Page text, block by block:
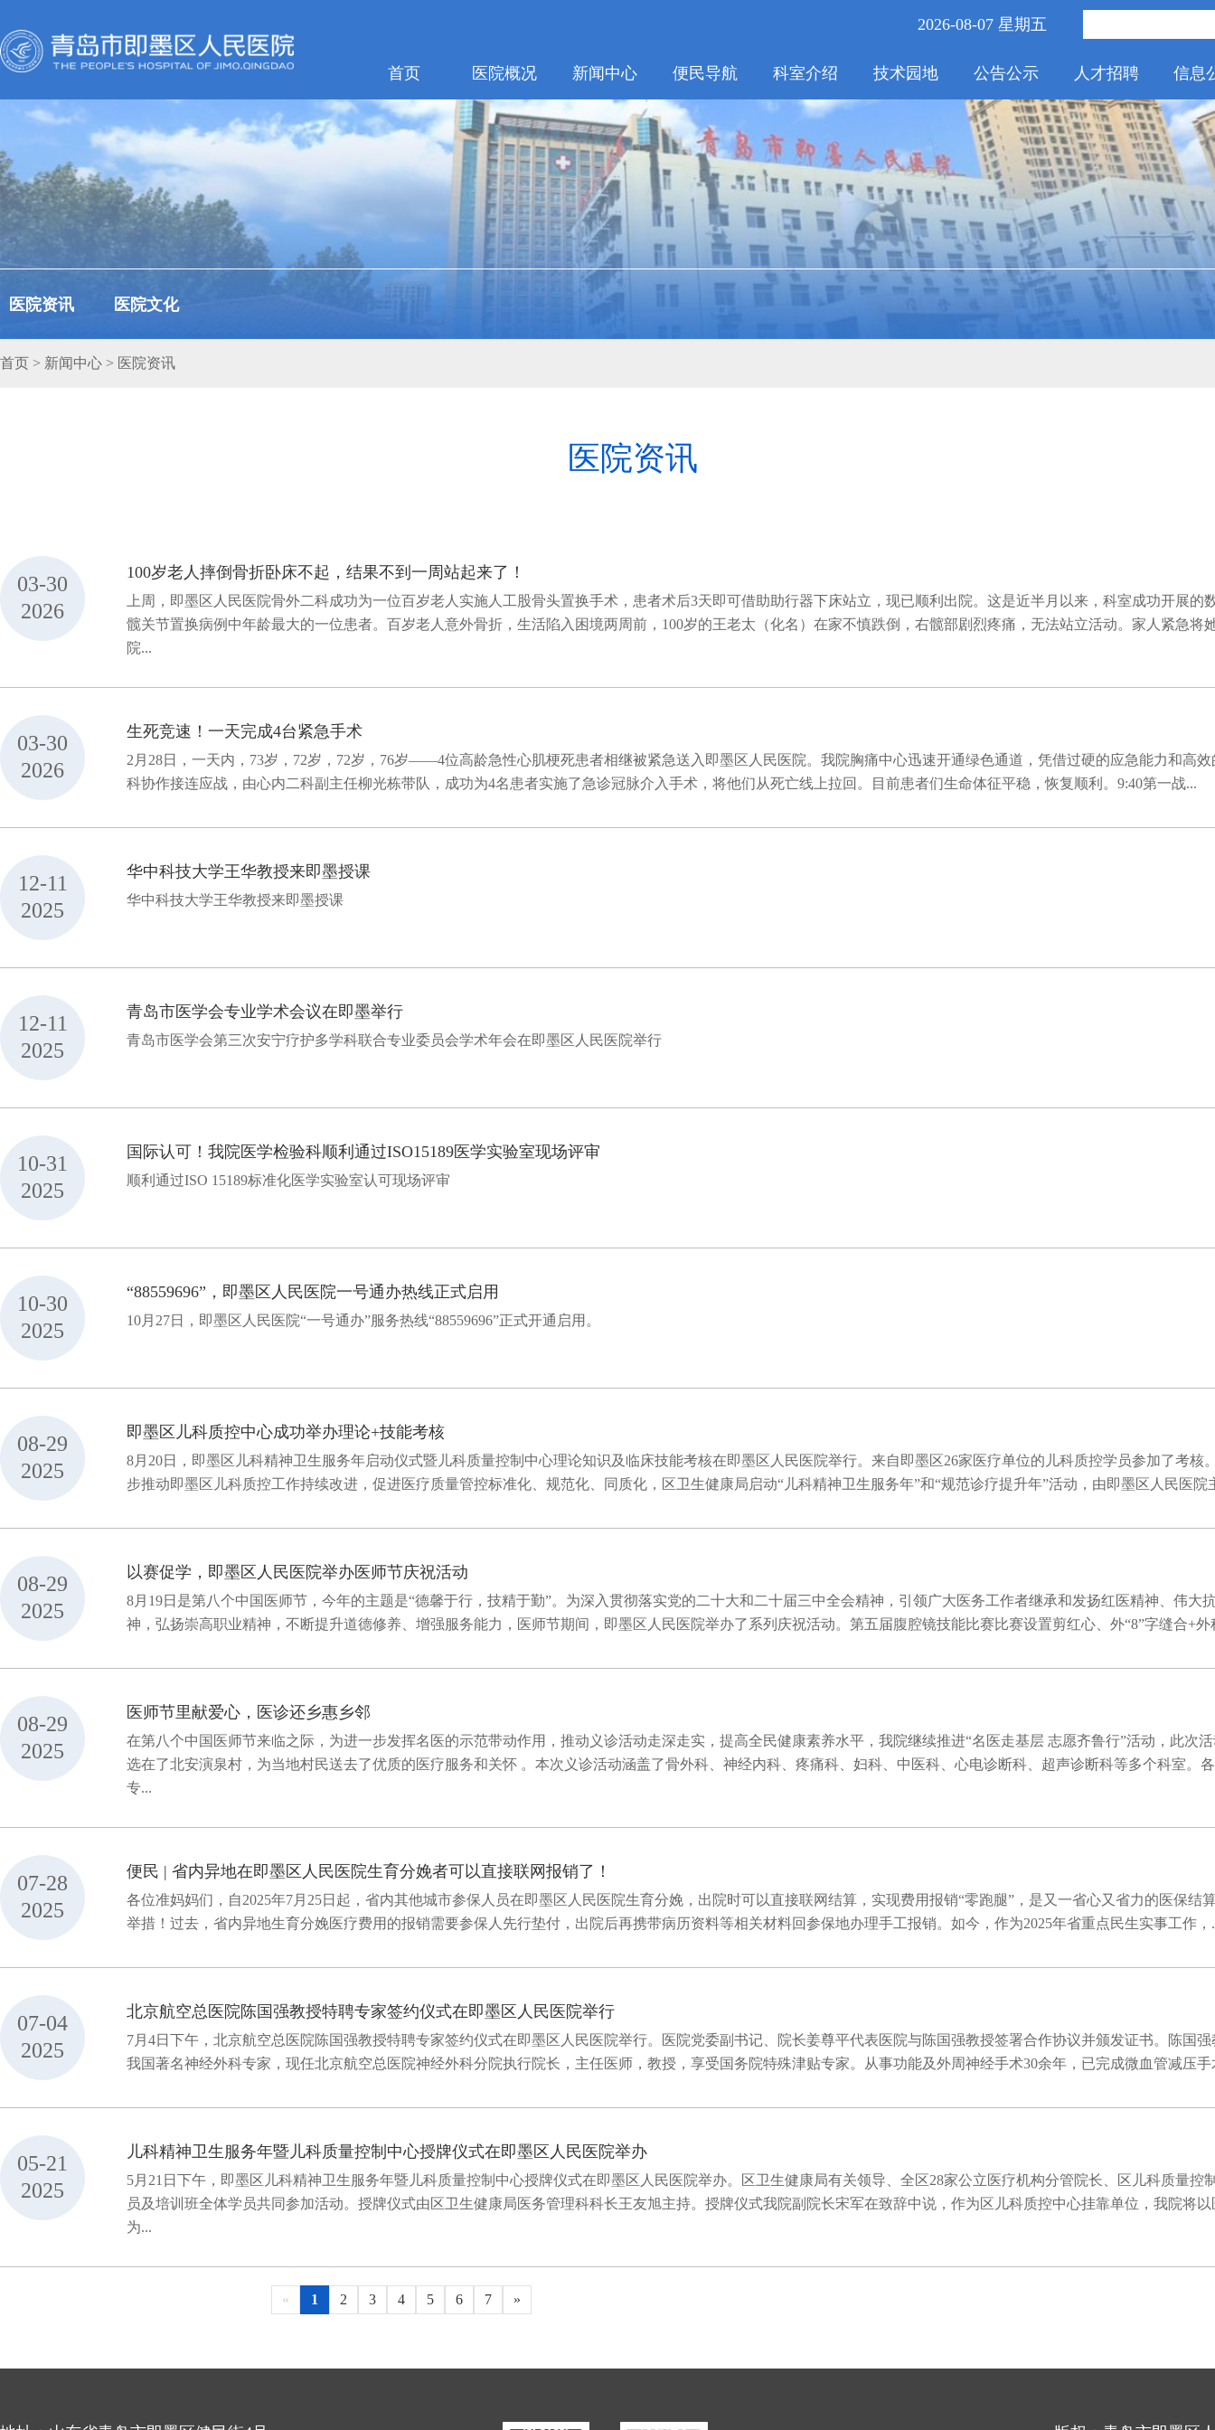
2026-08-07 星期五
首页 医院概况 新闻中心 便民导航 科室介绍 技术园地 公告公示 人才招聘 信息
医院资讯 医院文化
首页 > 新闻中心 > 医院资讯
医院资讯
03-30
2026
100岁老人摔倒骨折卧床不起，结果不到一周站起来了！
上周，即墨区人民医院骨外二科成功为一位百岁老人实施人工股骨头置换手术，患者术后3天即可借助助行器下床站立，现已顺利出院。这是近半月以来，科室成功开展的
髋关节置换病例中年龄最大的一位患者。百岁老人意外骨折，生活陷入困境两周前，100岁的王老太（化名）在家不慎跌倒，右髋部剧烈疼痛，无法站立活动。家人紧急将
院...
03-30
2026
生死竞速！一天完成4台紧急手术
2月28日，一天内，73岁，72岁，72岁，76岁——4位高龄急性心肌梗死患者相继被紧急送入即墨区人民医院。我院胸痛中心迅速开通绿色通道，凭借过硬的应急能力和高效
科协作接连应战，由心内二科副主任柳光栋带队，成功为4名患者实施了急诊冠脉介入手术，将他们从死亡线上拉回。目前患者们生命体征平稳，恢复顺利。9:40第一战...
12-11
2025
华中科技大学王华教授来即墨授课
华中科技大学王华教授来即墨授课
12-11
2025
青岛市医学会专业学术会议在即墨举行
青岛市医学会第三次安宁疗护多学科联合专业委员会学术年会在即墨区人民医院举行
10-31
2025
国际认可！我院医学检验科顺利通过ISO15189医学实验室现场评审
顺利通过ISO 15189标准化医学实验室认可现场评审
10-30
2025
“88559696”，即墨区人民医院一号通办热线正式启用
10月27日，即墨区人民医院“一号通办”服务热线“88559696”正式开通启用。
08-29
2025
即墨区儿科质控中心成功举办理论+技能考核
8月20日，即墨区儿科精神卫生服务年启动仪式暨儿科质量控制中心理论知识及临床技能考核在即墨区人民医院举行。来自即墨区26家医疗单位的儿科质控学员参加了考核
步推动即墨区儿科质控工作持续改进，促进医疗质量管控标准化、规范化、同质化，区卫生健康局启动“儿科精神卫生服务年”和“规范诊疗提升年”活动，由即墨区人民医院
08-29
2025
以赛促学，即墨区人民医院举办医师节庆祝活动
8月19日是第八个中国医师节，今年的主题是“德馨于行，技精于勤”。为深入贯彻落实党的二十大和二十届三中全会精神，引领广大医务工作者继承和发扬红医精神、伟大
神，弘扬崇高职业精神，不断提升道德修养、增强服务能力，医师节期间，即墨区人民医院举办了系列庆祝活动。第五届腹腔镜技能比赛比赛设置剪红心、外“8”字缝合+外
08-29
2025
医师节里献爱心，医诊还乡惠乡邻
在第八个中国医师节来临之际，为进一步发挥名医的示范带动作用，推动义诊活动走深走实，提高全民健康素养水平，我院继续推进“名医走基层 志愿齐鲁行”活动，此次
选在了北安演泉村，为当地村民送去了优质的医疗服务和关怀 。本次义诊活动涵盖了骨外科、神经内科、疼痛科、妇科、中医科、心电诊断科、超声诊断科等多个科室。
专...
07-28
2025
便民 | 省内异地在即墨区人民医院生育分娩者可以直接联网报销了！
各位准妈妈们，自2025年7月25日起，省内其他城市参保人员在即墨区人民医院生育分娩，出院时可以直接联网结算，实现费用报销“零跑腿”，是又一省心又省力的医保结
举措！过去，省内异地生育分娩医疗费用的报销需要参保人先行垫付，出院后再携带病历资料等相关材料回参保地办理手工报销。如今，作为2025年省重点民生实事工作，
07-04
2025
北京航空总医院陈国强教授特聘专家签约仪式在即墨区人民医院举行
7月4日下午，北京航空总医院陈国强教授特聘专家签约仪式在即墨区人民医院举行。医院党委副书记、院长姜尊平代表医院与陈国强教授签署合作协议并颁发证书。陈国强
我国著名神经外科专家，现任北京航空总医院神经外科分院执行院长，主任医师，教授，享受国务院特殊津贴专家。从事功能及外周神经手术30余年，已完成微血管减压手
05-21
2025
儿科精神卫生服务年暨儿科质量控制中心授牌仪式在即墨区人民医院举办
5月21日下午，即墨区儿科精神卫生服务年暨儿科质量控制中心授牌仪式在即墨区人民医院举办。区卫生健康局有关领导、全区28家公立医疗机构分管院长、区儿科质量控
员及培训班全体学员共同参加活动。授牌仪式由区卫生健康局医务管理科科长王友旭主持。授牌仪式我院副院长宋军在致辞中说，作为区儿科质控中心挂靠单位，我院将以
为...
« 1 2 3 4 5 6 7 »